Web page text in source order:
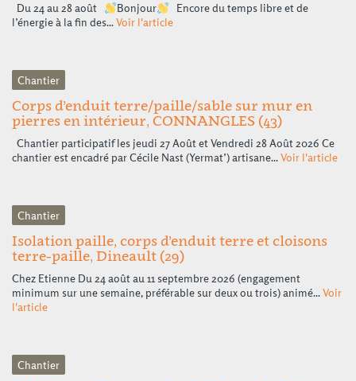
Du 24 au 28 août Bonjour
Encore du temps libre et de
l’énergie à la fin des...Voir l'article
Chantier
Corps d’enduit terre/paille/sable sur mur en
pierres en intérieur, CONNANGLES (43)
Chantier participatif les jeudi 27 Août et Vendredi 28 Août 2026 Ce
chantier est encadré par Cécile Nast (Yermat’) artisane...Voir l'article
Chantier
Isolation paille, corps d’enduit terre et cloisons
terre-paille, Dineault (29)
Chez Etienne Du 24 août au 11 septembre 2026 (engagement
minimum sur une semaine, préférable sur deux ou trois) animé...Voir
l'article
Chantier